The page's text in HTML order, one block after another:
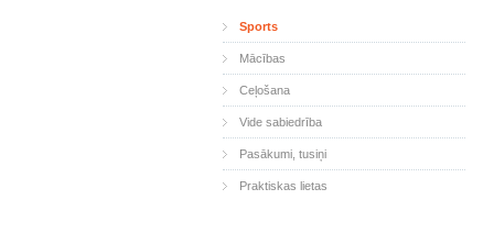
Sports
Mācības
Ceļošana
Vide sabiedrība
Pasākumi, tusiņi
Praktiskas lietas